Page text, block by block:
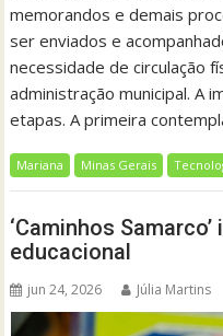
memorandos e demais
ser enviados e
necessidade de circulação
administração municipal. A
etapas. A primeira
Mariana Minas Gerais
‘Caminhos
educacional
jun 24, 2026 Júlia Martins